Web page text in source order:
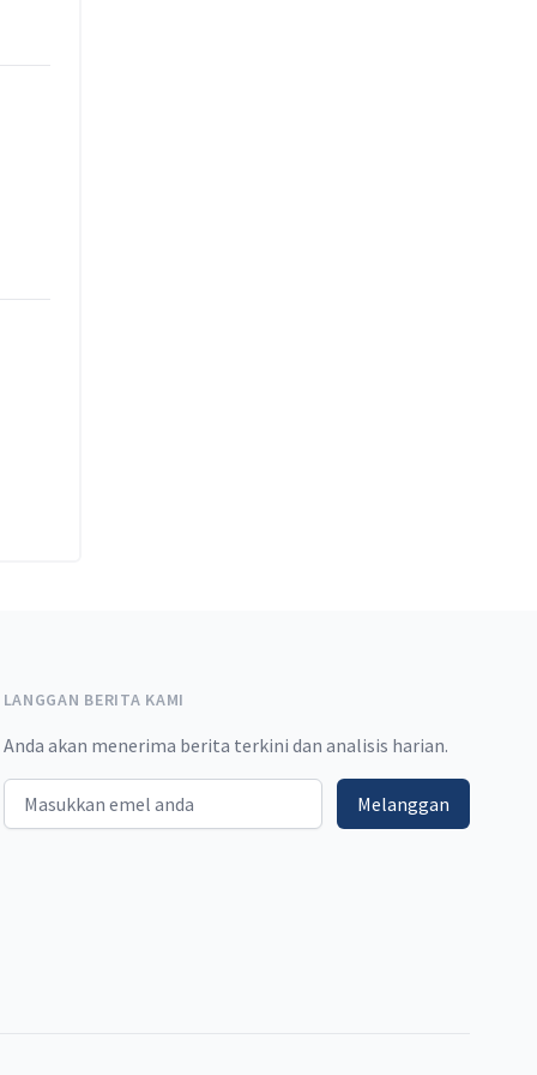
LANGGAN BERITA KAMI
Anda akan menerima berita terkini dan analisis harian.
Email address Melanggan